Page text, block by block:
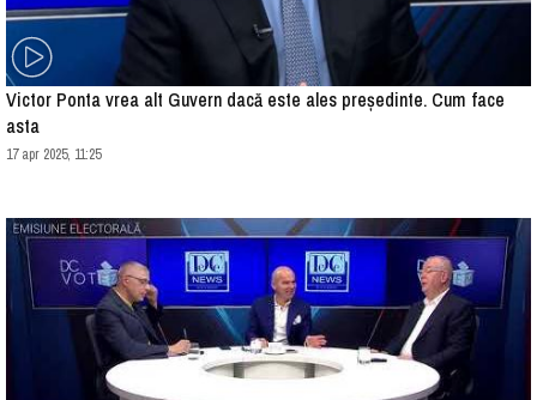
Victor Ponta vrea alt Guvern dacă este ales preşedinte. Cum face
asta
17 apr 2025, 11:25